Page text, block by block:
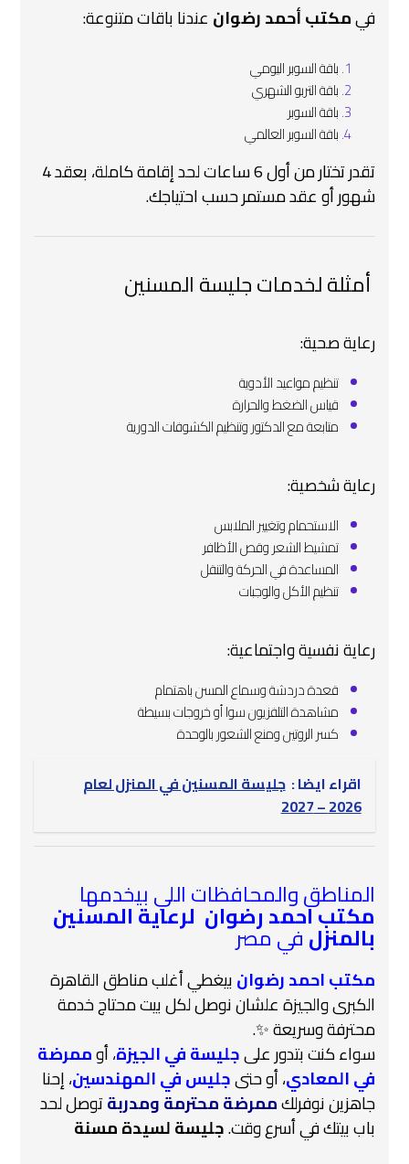
فيمكتب أحمد رضوان عندنا باقات متنوعة:
باقة السوبر اليومي
باقة التربو الشهري
باقة السوبر
باقة السوبر العالمي
تقدر تختار من أول 6 ساعات لحد إقامة كاملة، بعقد 4
شهور أو عقد مستمر حسب احتياجك.
‍ أمثلة لخدمات جليسة المسنين
رعاية صحية:
تنظيم مواعيد الأدوية
قياس الضغط والحرارة
متابعة مع الدكتور وتنظيم الكشوفات الدورية
رعاية شخصية:
الاستحمام وتغيير الملابس
تمشيط الشعر وقص الأظافر
المساعدة في الحركة والتنقل
تنظيم الأكل والوجبات
رعاية نفسية واجتماعية:
قعدة دردشة وسماع المسن باهتمام
مشاهدة التلفزيون سوا أو خروجات بسيطة
كسر الروتين ومنع الشعور بالوحدة
اقراء ايضا : جليسة المسنين في المنزل لعام
2026 – 2027
المناطق والمحافظات اللي بيخدمها
مكتب احمد رضوان لرعاية المسنين
بالمنزلفي مصر
مكتب احمد رضوانبيغطي أغلب مناطق القاهرة
الكبرى والجيزة علشان نوصل لكل بيت محتاج خدمة
محترفة وسريعة ✨.
سواء كنت بتدور علىجليسة في الجيزة،أوممرضة
في المعادي، أو حتىجليس في المهندسين، إحنا
جاهزين نوفرلكممرضة محترمة ومدربةتوصل لحد
باب بيتك في أسرع وقت.جليسة لسيدة مسنة